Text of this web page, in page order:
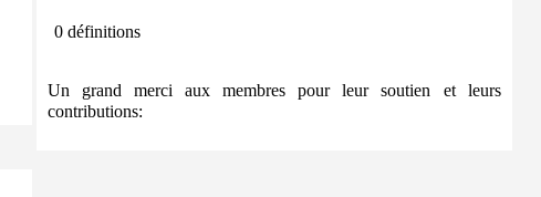
0 définitions
Un grand merci aux membres pour leur soutien et leurs
contributions: